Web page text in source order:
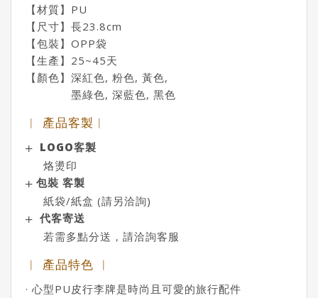
【材質】PU
【尺寸】長23.8cm
【包裝】OPP袋
【生產】25~45天
【顏色】深紅色, 粉色, 黃色,
墨綠色, 深藍色, 黑色
︱ 產品客製︱
LOGO客製
烙燙印
包裝 客製
紙袋/紙盒 (請另洽詢)
代客寄送
若需多點分送，請洽詢客服
︱ 產品特色 ︱
· 心型PU皮行李牌是時尚且可愛的旅行配件